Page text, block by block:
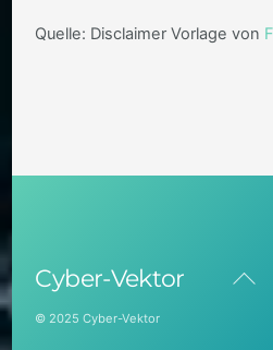
Quelle: Disclaimer Vorlage von
Back
Cyber-Vektor
© 2025 Cyber-Vektor